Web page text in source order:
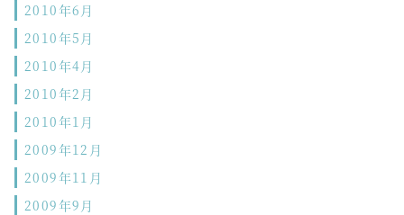
2010年6月
2010年5月
2010年4月
2010年2月
2010年1月
2009年12月
2009年11月
2009年9月